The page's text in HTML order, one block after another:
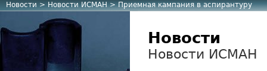
Новости>Новости ИСМАН>Приемная кампания в аспирантуру
Новости
Новости ИСМАН